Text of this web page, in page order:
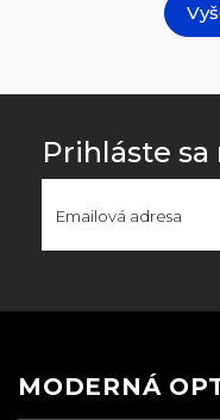
Prihláste
MODERNÁ